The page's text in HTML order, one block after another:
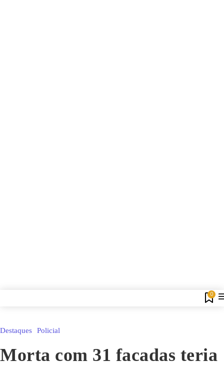
0
Destaques Policial
Morta com 31 facadas teria